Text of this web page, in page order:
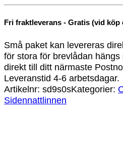
Fri fraktleverans - Gratis (vid köp
Små paket kan levereras
för stora för brevlådan
direkt till ditt närmaste
Leveranstid 4-6 arbetsdagar.
Artikelnr: sd9s0sKategorier:
Sidennattlinnen